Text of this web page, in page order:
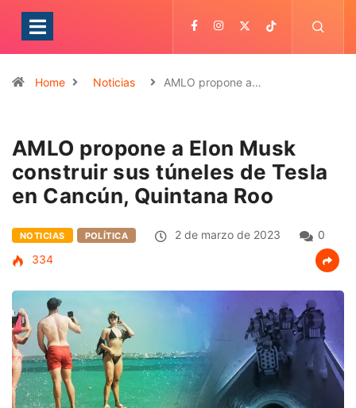
Home Noticias AMLO propone a…
AMLO propone a Elon Musk
construir sus túneles de Tesla
en Cancún, Quintana Roo
NOTICIAS POLÍTICA 2 de marzo de 2023
0
334